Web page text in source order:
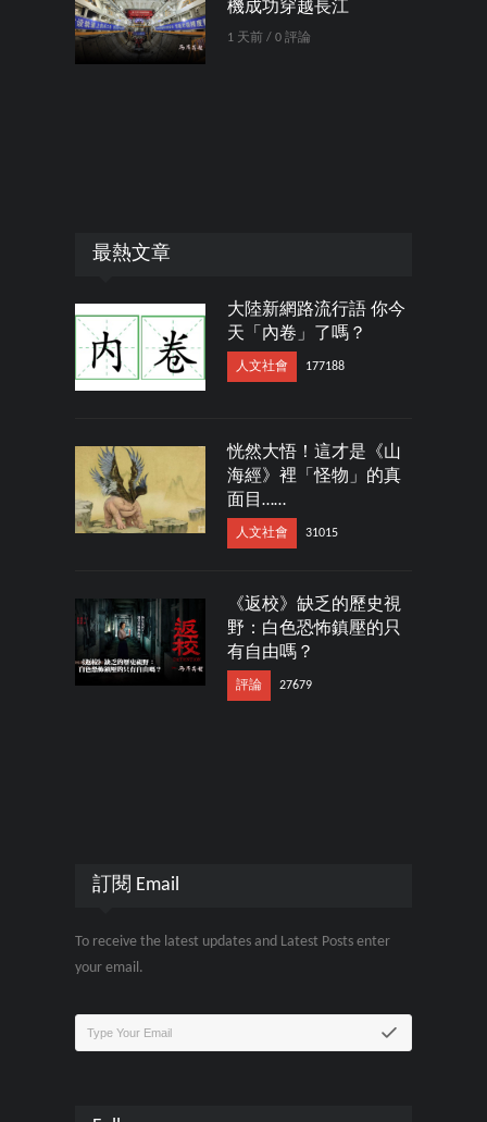
機成功穿越長江
1 天前 / 0 評論
最熱文章
大陸新網路流行語 你今
天「內卷」了嗎？
人文社會 177188
恍然大悟！這才是《山
海經》裡「怪物」的真
面目……
人文社會 31015
《返校》缺乏的歷史視
野：白色恐怖鎮壓的只
有自由嗎？
評論 27679
訂閱 Email
To receive the latest updates and Latest Posts enter
your email.